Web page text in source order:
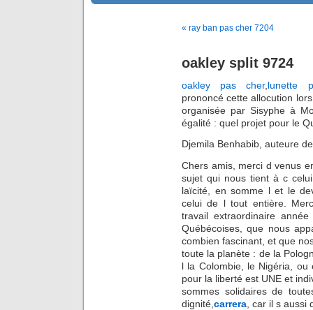
« ray ban pas cher 7204
oakley split 9724
oakley pas cher, lunette
prononcé cette allocution
organisée par Sisyphe à
égalité : quel projet pour le
Djemila Benhabib, auteure
Chers amis, merci d venus
sujet qui nous tient à c
laïcité, en somme l et le
celui de l tout entière.
travail extraordinaire
Québécoises, que nous
combien fascinant, et que
toute la planète : de la
l la Colombie, le Nigéria,
pour la liberté est UNE et
sommes solidaires de
dignité, carrera , car il s aussi